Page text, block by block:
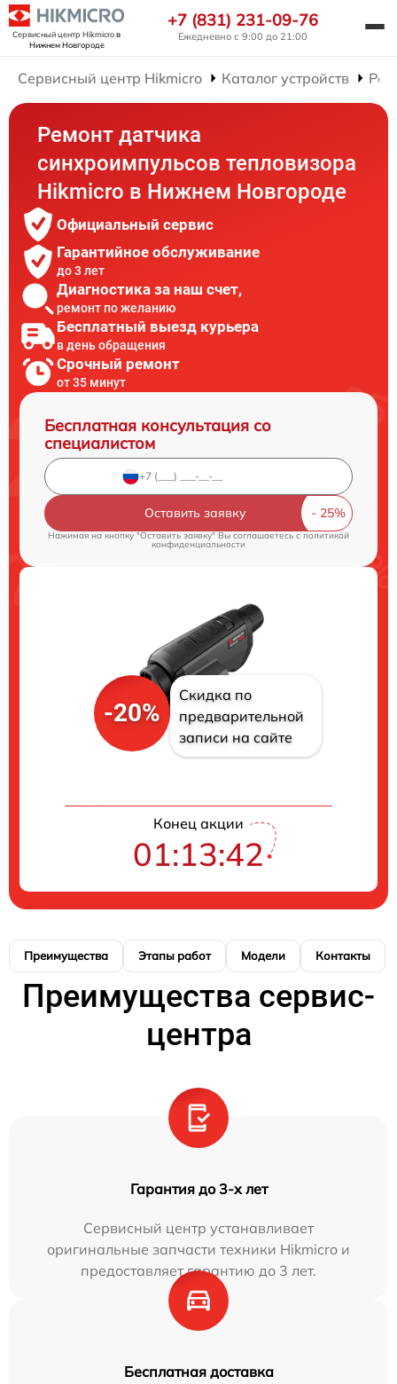
Сервисный центр Hikmicroв
Нижнем Новгороде
+7 (831) 231-09-76
Ежедневно с 9:00 до 21:00
Сервисный центр Hikmicro Каталог устройств
Ремонт датчика
синхроимпульсов тепловизора
Hikmicro в Нижнем Новгороде
Официальный сервис
Гарантийное обслуживание
до 3 лет
Диагностика за наш счет,
ремонт по желанию
Бесплатный выезд курьера
в день обращения
Срочный ремонт
от 35 минут
Бесплатная консультация со
специалистом
Оставить заявку
Нажимая на кнопку "Оставить заявку" Вы соглашаетесь cполитикой
конфиденциальности
-20%
Скидка по
предварительной
записи на сайте
Конец акции
01:13:41
Преимущества Этапы работ Модели Контакты
Преимущества сервис-
центра
Гарантия до 3-х лет
Сервисный центр устанавливает
оригинальные запчасти техники Hikmicro и
предоставляет гарантию до 3 лет.
Бесплатная доставка